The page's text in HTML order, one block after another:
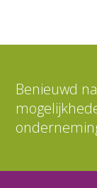
Benieuwd